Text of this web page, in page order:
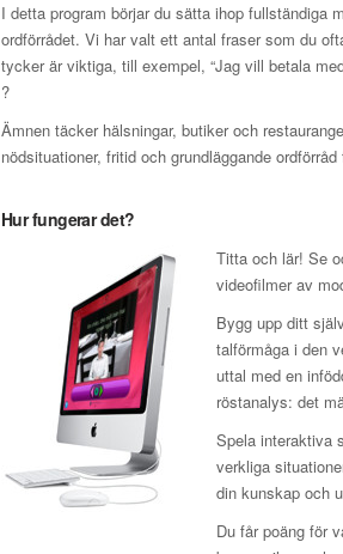
I detta program börjar du sätta ihop fullständiga
ordförrådet. Vi har valt ett antal fraser som du
tycker är viktiga, till exempel, “Jag vill betala
?
Ämnen täcker hälsningar, butiker och
nödsituationer, fritid och grundläggande
Hur fungerar det?
Titta och lär! Se
videofilmer av
Bygg upp ditt
talförmåga i den
uttal med en
röstanalys: det
Spela interaktiva
verkliga
din kunskap och
Du får poäng för